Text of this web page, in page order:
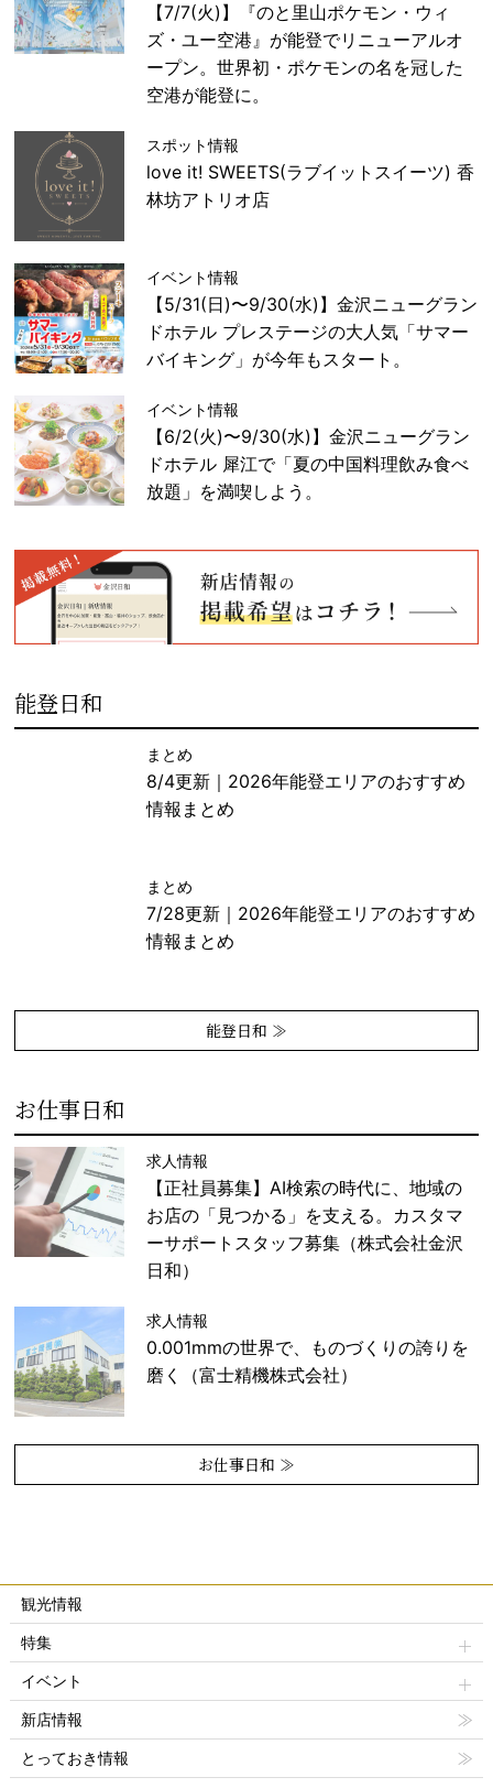
【7/7(火)】『のと里山ポケモン・ウィ
ズ・ユー空港』が能登でリニューアルオ
ープン。世界初・ポケモンの名を冠した
空港が能登に。
スポット情報
love it! SWEETS(ラブイットスイーツ) 香
林坊アトリオ店
イベント情報
【5/31(日)〜9/30(水)】金沢ニューグラン
ドホテル プレステージの大人気「サマー
バイキング」が今年もスタート。
イベント情報
【6/2(火)〜9/30(水)】金沢ニューグラン
ドホテル 犀江で「夏の中国料理飲み食べ
放題」を満喫しよう。
能登日和
まとめ
8/4更新｜2026年能登エリアのおすすめ
情報まとめ
まとめ
7/28更新｜2026年能登エリアのおすすめ
情報まとめ
能登日和 ≫
お仕事日和
求人情報
【正社員募集】AI検索の時代に、地域の
お店の「見つかる」を支える。カスタマ
ーサポートスタッフ募集（株式会社金沢
日和）
求人情報
0.001mmの世界で、ものづくりの誇りを
磨く（富士精機株式会社）
お仕事日和 ≫
観光情報
特集
イベント
新店情報
とっておき情報